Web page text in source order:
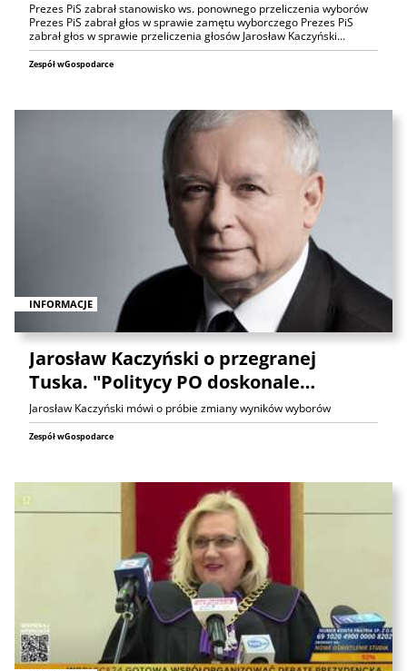
Prezes PiS zabrał stanowisko ws. ponownego przeliczenia wyborów
Prezes PiS zabrał głos w sprawie zamętu wyborczego Prezes PiS
zabrał głos w sprawie przeliczenia głosów Jarosław Kaczyński…
Zespół wGospodarce
INFORMACJE
Jarosław Kaczyński o przegranej
Tuska. "Politycy PO doskonale…
Jarosław Kaczyński mówi o próbie zmiany wyników wyborów
Zespół wGospodarce